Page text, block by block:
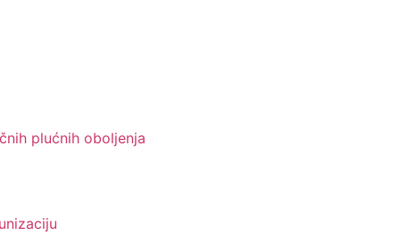
plućnih oboljenja